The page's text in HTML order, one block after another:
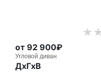
от 92 900₽
Угловой диван
ДxГxВ